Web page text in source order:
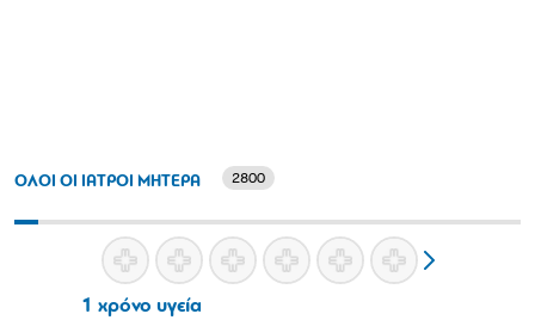
ΟΛΟΙ ΟΙ ΙΑΤΡΟΙ ΜΗΤΕΡΑ 2800
1 χρόνο υγεία